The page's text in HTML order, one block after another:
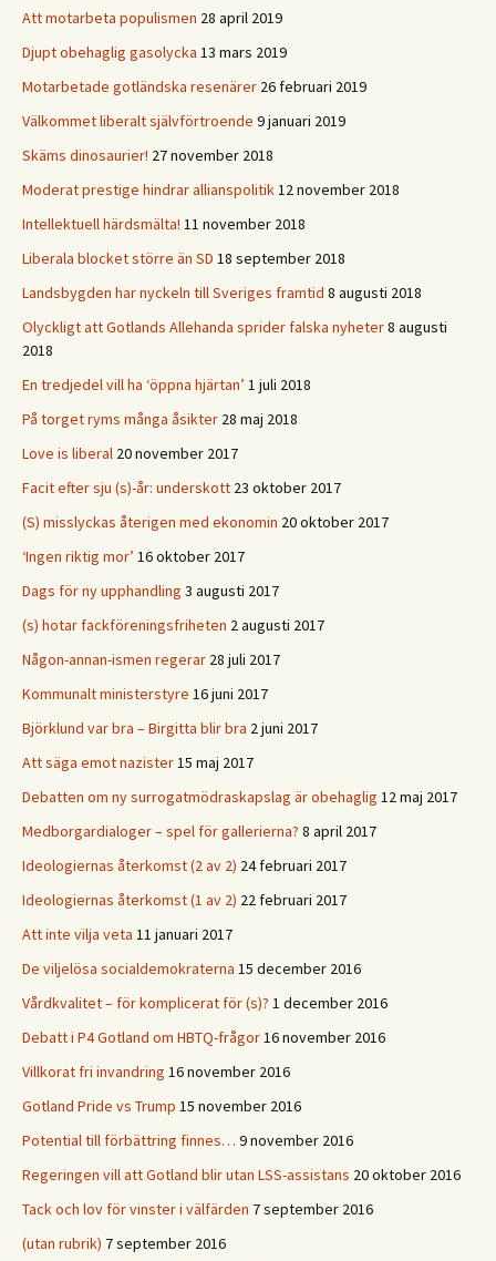
Att motarbeta populismen 28 april 2019
Djupt obehaglig gasolycka 13 mars 2019
Motarbetade gotländska resenärer 26 februari 2019
Välkommet liberalt självförtroende 9 januari 2019
Skäms dinosaurier! 27 november 2018
Moderat prestige hindrar allianspolitik12 november 2018
Intellektuell härdsmälta! 11 november 2018
Liberala blocket större än SD 18 september 2018
Landsbygden har nyckeln till Sveriges framtid 8 augusti 2018
Olyckligt att Gotlands Allehanda sprider falska nyheter8 augusti
2018
En tredjedel vill ha ‘öppna hjärtan’ 1 juli 2018
På torget ryms många åsikter 28 maj 2018
Love is liberal 20 november 2017
Facit efter sju (s)-år: underskott 23 oktober 2017
(S) misslyckas återigen med ekonomin 20 oktober 2017
‘Ingen riktig mor’ 16 oktober 2017
Dags för ny upphandling 3 augusti 2017
(s) hotar fackföreningsfriheten 2 augusti 2017
Någon-annan-ismen regerar 28 juli 2017
Kommunalt ministerstyre 16 juni 2017
Björklund var bra – Birgitta blir bra 2 juni 2017
Att säga emot nazister15 maj 2017
Debatten om ny surrogatmödraskapslag är obehaglig 12 maj 2017
Medborgardialoger – spel för gallerierna? 8 april 2017
Ideologiernas återkomst (2 av 2) 24 februari 2017
Ideologiernas återkomst (1 av 2) 22 februari 2017
Att inte vilja veta 11 januari 2017
De viljelösa socialdemokraterna 15 december 2016
Vårdkvalitet – för komplicerat för (s)? 1 december 2016
Debatt i P4 Gotland om HBTQ-frågor16 november 2016
Villkorat fri invandring 16 november 2016
Gotland Pride vs Trump 15 november 2016
Potential till förbättring finnes… 9 november 2016
Regeringen vill att Gotland blir utan LSS-assistans 20 oktober 2016
Tack och lov för vinster i välfärden 7 september 2016
(utan rubrik) 7 september 2016